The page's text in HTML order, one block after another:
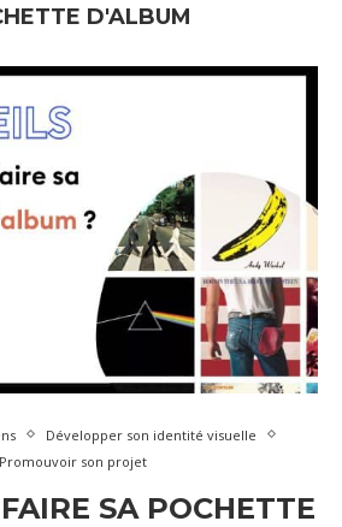
D'ALBUM
Développer son identité visuelle
Promouvoir son projet
SA POCHETTE